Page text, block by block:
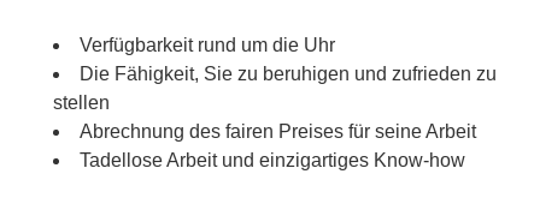
Verfügbarkeit rund um die Uhr
Die Fähigkeit, Sie zu beruhigen und zufrieden zu
stellen
Abrechnung des fairen Preises für seine Arbeit
Tadellose Arbeit und einzigartiges Know-how